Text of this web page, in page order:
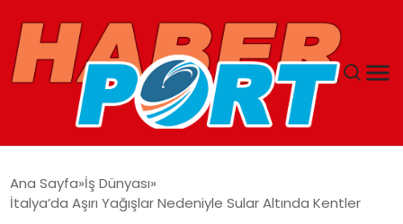
GUNCEL
Ana Sayfa İş Dünyası
İtalya’da Aşırı Yağışlar Nedeniyle Sular Altında Kentler